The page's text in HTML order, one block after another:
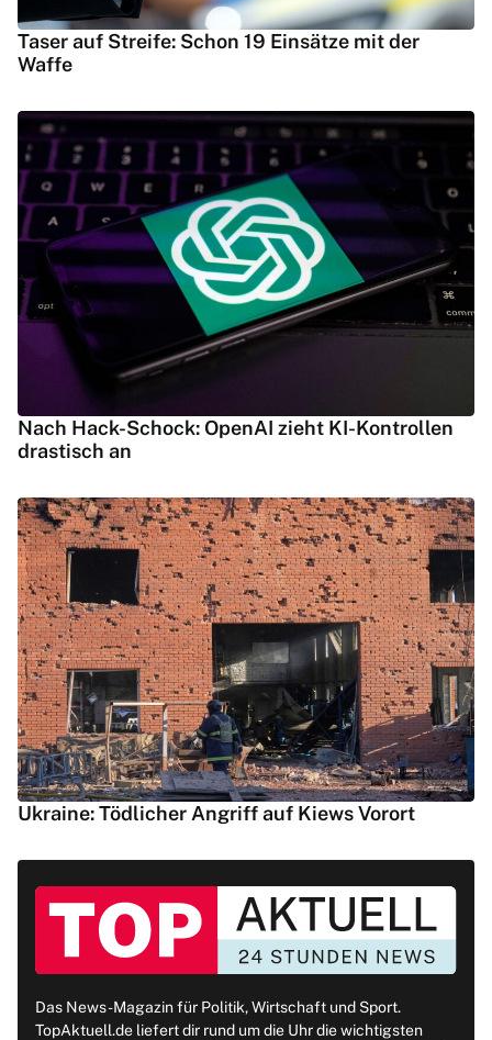
Taser auf Streife: Schon 19 Einsätze mit der
Waffe
Nach Hack-Schock: OpenAI zieht KI-Kontrollen
drastisch an
Ukraine: Tödlicher Angriff auf Kiews Vorort
Das News-Magazin für Politik, Wirtschaft und Sport.
TopAktuell.de liefert dir rund um die Uhr die wichtigsten